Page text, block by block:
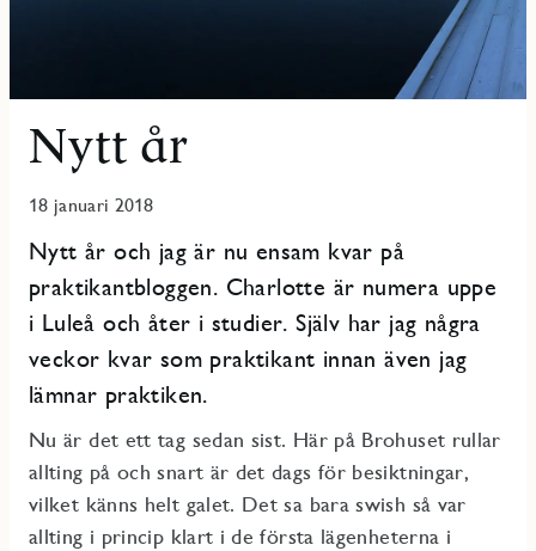
Nytt år
18 januari 2018
Nytt år och jag är nu ensam kvar på
praktikantbloggen. Charlotte är numera uppe
i Luleå och åter i studier. Själv har jag några
veckor kvar som praktikant innan även jag
lämnar praktiken.
Nu är det ett tag sedan sist. Här på Brohuset rullar
allting på och snart är det dags för besiktningar,
vilket känns helt galet. Det sa bara swish så var
allting i princip klart i de första lägenheterna i